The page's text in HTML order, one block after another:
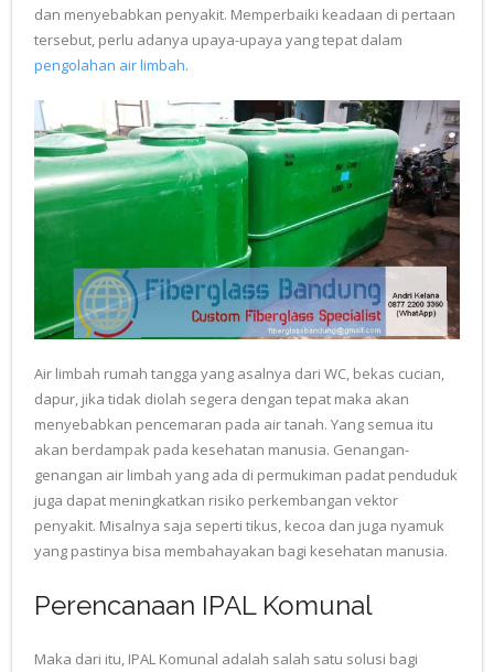
dan menyebabkan penyakit. Memperbaiki keadaan di pertaan
tersebut, perlu adanya upaya-upaya yang tepat dalam
pengolahan air limbah.
Air limbah rumah tangga yang asalnya dari WC, bekas cucian,
dapur, jika tidak diolah segera dengan tepat maka akan
menyebabkan pencemaran pada air tanah. Yang semua itu
akan berdampak pada kesehatan manusia. Genangan-
genangan air limbah yang ada di permukiman padat penduduk
juga dapat meningkatkan risiko perkembangan vektor
penyakit. Misalnya saja seperti tikus, kecoa dan juga nyamuk
yang pastinya bisa membahayakan bagi kesehatan manusia.
Perencanaan IPAL Komunal
Maka dari itu, IPAL Komunal adalah salah satu solusi bagi